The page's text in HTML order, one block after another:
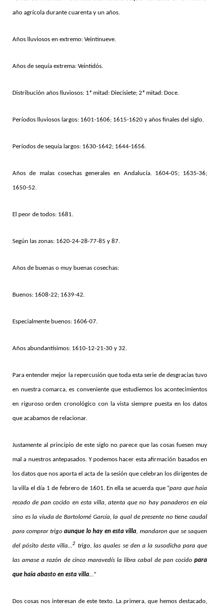
año agrícola durante cuarenta y un años.
Años lluviosos en extremo: Veintinueve.
Años de sequía extrema: Veintidós.
Distribución años lluviosos: 1ª mitad: Diecisiete; 2ª mitad: Doce.
Períodos lluviosos largos: 1601-1606; 1615-1620 y años finales del siglo.
Períodos de sequía largos: 1630-1642; 1644-1656.
Años de malas cosechas generales en Andalucía. 1604-05; 1635-36;
1650-52.
El peor de todos: 1681.
Según las zonas: 1620-24-28-77-85 y 87.
Años de buenas o muy buenas cosechas:
Buenos: 1608-22; 1639-42.
Especialmente buenos: 1606-07.
Años abundantísimos: 1610-12-21-30 y 32.
Para entender mejor la repercusión que toda esta serie de desgracias tuvo
en nuestra comarca, es conveniente que estudiemos los acontecimientos
en riguroso orden cronológico con la vista siempre puesta en los datos
que acabamos de relacionar.
Justamente al principio de este siglo no parece que las cosas fuesen muy
mal a nuestros antepasados. Y podemos hacer esta afirmación basados en
los datos que nos aporta el acta de la sesión que celebran los dirigentes de
la villa el día 1 de febrero de 1601. En ella se acuerda que “para que haia
recado de pan cocido en esta villa, atenta que no hay panaderos en eia
sino es la viuda de Bartolomé García, la qual de presente no tiene caudal
para comprar trigoaunque lo hay en esta villa, mandaron que se saquen
del pósito desta villa…2 trigo, las quales se den a la susodicha para que
las amase a razón de cinco maravedís la libra cabal de pan cocido para
que haia abasto en esta villa…”
Dos cosas nos interesan de este texto. La primera, que hemos destacado,